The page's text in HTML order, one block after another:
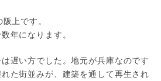
上です。
年になります。
遅い方でした。地元が兵庫なのです
た街並みが、建築を通して再生され